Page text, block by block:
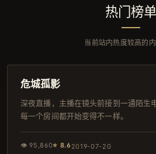
热门榜单
当前站内热度较高的
独播
危城孤影
深夜直播，主播在镜头前接到一通陌生
每一个房间都开始变得不一样。
👁95,860⭐ 8.6 2019-07-20